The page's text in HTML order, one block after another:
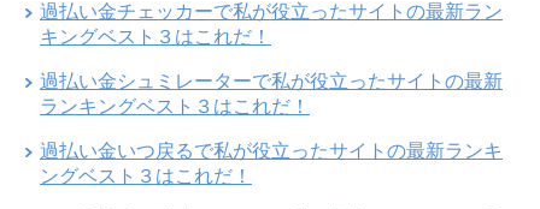
過払い金チェッカーで私が役立ったサイトの最新ラン
キングベスト３はこれだ！
過払い金シュミレーターで私が役立ったサイトの最新
ランキングベスト３はこれだ！
過払い金いつ戻るで私が役立ったサイトの最新ランキ
ングベスト３はこれだ！